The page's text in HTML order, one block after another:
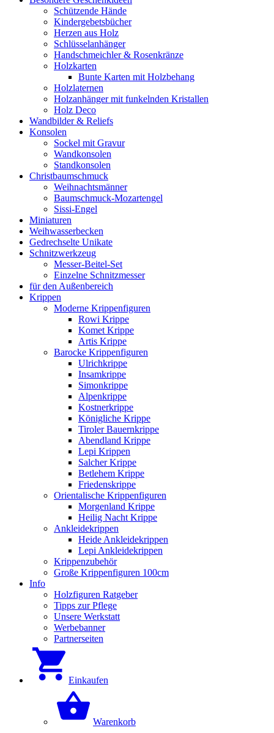
Schützende Hände
Kindergebetsbücher
Herzen aus Holz
Schlüsselanhänger
Handschmeichler & Rosenkränze
Holzkarten
Bunte Karten mit Holzbehang
Holzlaternen
Holzanhänger mit funkelnden Kristallen
Holz Deco
Wandbilder & Reliefs
Konsolen
Sockel mit Gravur
Wandkonsolen
Standkonsolen
Christbaumschmuck
Weihnachtsmänner
Baumschmuck-Mozartengel
Sissi-Engel
Miniaturen
Weihwasserbecken
Gedrechselte Unikate
Schnitzwerkzeug
Messer-Beitel-Set
Einzelne Schnitzmesser
für den Außenbereich
Krippen
Moderne Krippenfiguren
Rowi Krippe
Komet Krippe
Artis Krippe
Barocke Krippenfiguren
Ulrichkrippe
Insamkrippe
Simonkrippe
Alpenkrippe
Kostnerkrippe
Königliche Krippe
Tiroler Bauernkrippe
Abendland Krippe
Lepi Krippen
Salcher Krippe
Betlehem Krippe
Friedenskrippe
Orientalische Krippenfiguren
Morgenland Krippe
Heilig Nacht Krippe
Ankleidekrippen
Heide Ankleidekrippen
Lepi Ankleidekrippen
Krippenzubehör
Große Krippenfiguren 100cm
Info
Holzfiguren Ratgeber
Tipps zur Pflege
Unsere Werkstatt
Werbebanner
Partnerseiten
Einkaufen
Warenkorb